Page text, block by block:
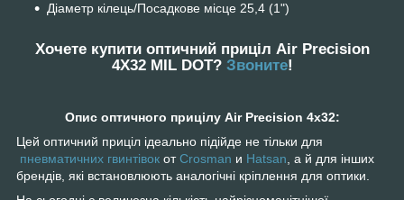
Діаметр кілець/Посадкове місце 25,4 (1")
Хочете купити оптичний приціл Air Precision
4X32 MIL DOT? Звоните!
Опис оптичного прицілу Air Precision 4х32:
Цей оптичний приціл ідеально підійде не тільки для
пневматичних гвинтівок отCrosman и Hatsan, а й для інших
брендів, які встановлюють аналогічні кріплення для оптики.